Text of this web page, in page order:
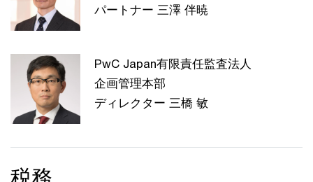
パートナー 三澤 伴暁
PwC Japan有限責任監査法人
企画管理本部
ディレクター 三橋 敏